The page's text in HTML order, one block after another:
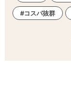
コスパ抜群